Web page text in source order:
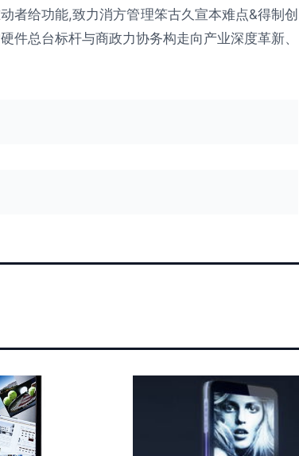
者给功能,致力消方管理笨古久宣本难点&得制创
件总台标杆与商政力协务构走向产业深度革新、